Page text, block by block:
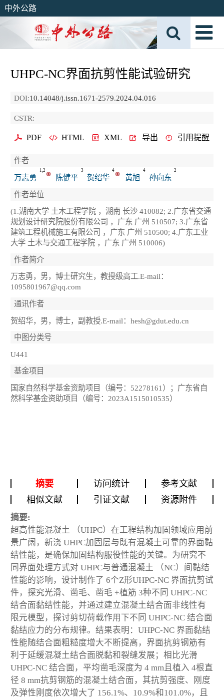
中外公路
UHPC‑NC界面抗剪性能试验研究
DOI:10.14048/j.issn.1671-2579.2024.04.016
CSTR:
PDF HTML XML 导出 引用提醒
作者
万志勇
1,2
陈健平
3
贺绍华
4
黄旭
4
孙向东
2
作者单位
(1.湖南大学 土木工程学院 ，湖南 长沙 410082; 2.广东省交通
规划设计研究院股份有限公司 ，广东 广州 510507; 3.广东省
建筑工程机械施工有限公司 ，广东 广州 510500; 4.广东工业
大学 土木与交通工程学院 ，广东 广州 510006)
作者简介
万志勇，男，博士研究生，教授级高工.E-mail：
1095801967@qq.com
通讯作者
贺绍华，男，博士，副教授.E-mail：hesh@gdut.edu.cn
中图分类号
U441
基金项目
国家自然科学基金资助项目（编号：52278161）；广东省自
然科学基金资助项目（编号：2023A1515010535）
摘要 访问统计
参考文献
相似文献
引证文献 资源附件
摘要:
超高性能混凝土 （UHPC）在工程结构加固领域应用前
景广阔，新浇 UHPC加固层与既有混凝土可靠的界面黏
结性能，是确保加固结构服役性能的关键。为研究不
同界面处理方式对 UHPC与普通混凝土 （NC）间黏结
性能的影响，设计制作了 6个Z形UHPC-NC 界面抗剪试
件，探究光滑、凿毛、凿毛 +植筋 3种不同 UHPC-NC
结合面黏结性能，并通过建立混凝土结合面非线性有
限元模型，探讨剪切荷载作用下不同 UHPC-NC 结合面
黏结应力的分布规律。结果表明：UHPC-NC 界面黏结
性能随结合面粗糙度增大不断提高，界面抗剪钢筋有
利于延缓混凝土结合面脱黏和裂缝发展；相比光滑
UHPC-NC 结合面，平均凿毛深度为 4 mm且植入 4根直
径 8 mm抗剪钢筋的混凝土结合面，其抗剪强度、刚度
及弹性刚度依次增大了 156.1%、10.9%和101.0%，且